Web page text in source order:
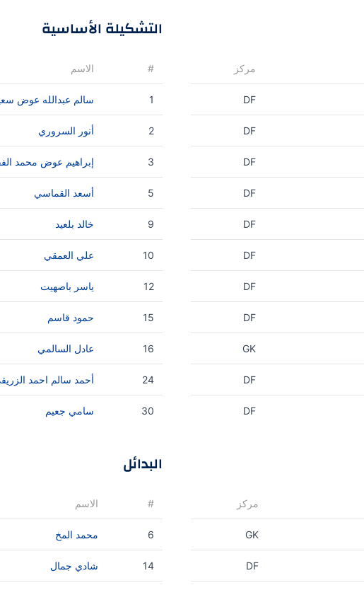
مركز
DF
DF
DF
DF
DF
DF
DF
DF
GK
DF
DF
مركز
GK
DF
التشكيلة الأساسية
# الاسم
1 سالم عبدالله عوض
2 أنور السروري
3 إبراهيم عوض محمد
5 أسعد القماسي
9 خالد بلعيد
10 علي العمقي
12 ياسر باصهيت
15 حمود قاسم
16 عادل السالمي
24 أحمد سالم احمد
30 سامي جعيم
البدائل
# الاسم
6 محمد المخ
14 شادي جمال